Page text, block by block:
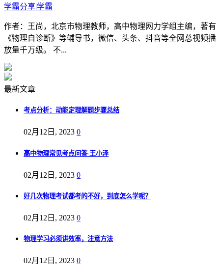
学霸分享|学霸
作者：王尚，北京市物理教师，高中物理网力学组主编，著有
《物理自诊断》等辅导书，微信、头条、抖音等全网总视频播
放量千万级。 不...
最新文章
考点分析：动能定理解题步骤总结
02月12日, 2023 0
高中物理常见考点问答-王小泽
02月12日, 2023 0
好几次物理考试都考的不好，到底怎么学呢？
02月12日, 2023 0
物理学习必须讲效率，注意方法
02月12日, 2023 0